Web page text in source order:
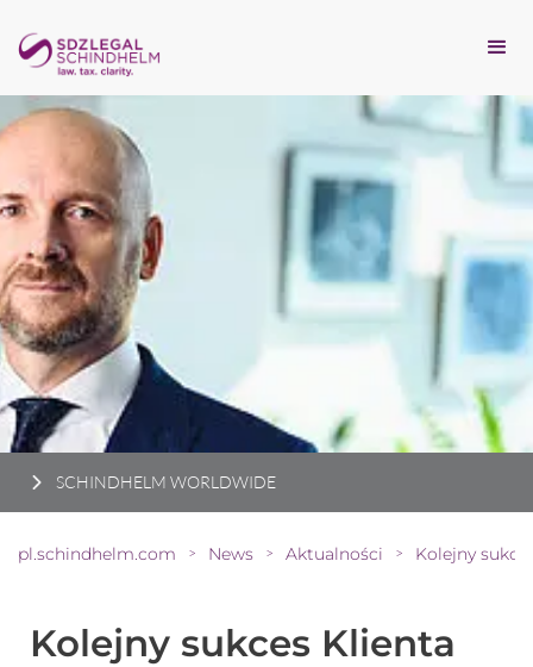
SCHINDHELM WORLDWIDE
pl.schindhelm.com > News > Aktualności >
Kolejny sukces Klienta